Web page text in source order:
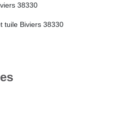
38330
tuile Biviers 38330